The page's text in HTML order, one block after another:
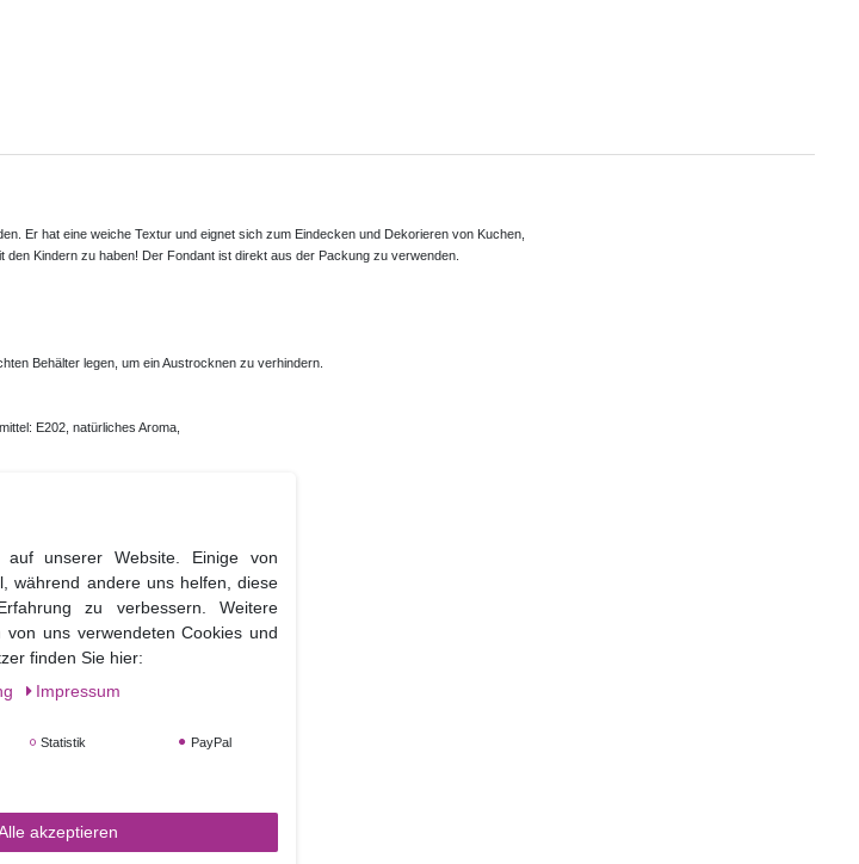
Er hat eine weiche Textur und eignet sich zum Eindecken und Dekorieren von Kuchen,
Kindern zu haben! Der Fondant ist direkt aus der Packung zu verwenden.
Behälter legen, um ein Austrocknen zu verhindern.
E202, natürliches Aroma,
auf unserer Website. Einige von
während andere uns helfen, diese
zu verbessern. Weitere
von uns verwendeten Cookies und
finden Sie hier:
Impressum
Statistik PayPal
akzeptieren